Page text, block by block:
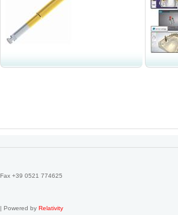
+39 0521 774625
Powered by Relativity